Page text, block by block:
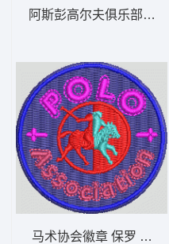
阿斯彭高尔夫俱乐部徽
马术协会徽章 保罗 骑马